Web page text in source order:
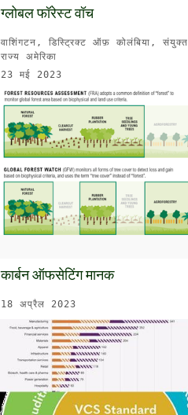
ग्लोबल फॉरेस्ट वॉच
वाशिंगटन, डिस्ट्रिक्ट ऑफ़ कोलंबिया, संयुक्त
राज्य अमेरिका
23 मई 2023
कार्बन ऑफसेटिंग मानक
18 अप्रैल 2023